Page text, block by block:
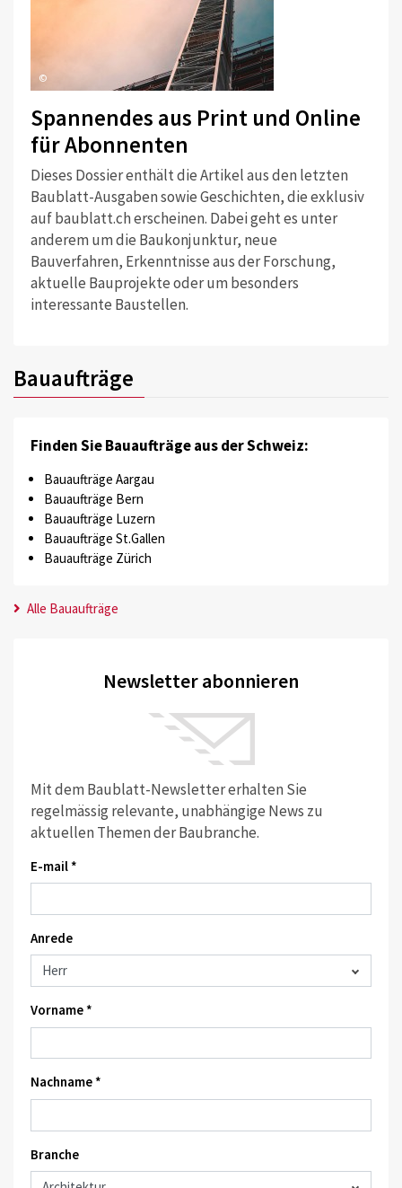
©
Spannendes aus Print und Online
für Abonnenten
Dieses Dossier enthält die Artikel aus den letzten
Baublatt-Ausgaben sowie Geschichten, die exklusiv
auf baublatt.ch erscheinen. Dabei geht es unter
anderem um die Baukonjunktur, neue
Bauverfahren, Erkenntnisse aus der Forschung,
aktuelle Bauprojekte oder um besonders
interessante Baustellen.
Bauaufträge
Finden Sie Bauaufträge aus der Schweiz:
Bauaufträge Aargau
Bauaufträge Bern
Bauaufträge Luzern
Bauaufträge St.Gallen
Bauaufträge Zürich
Alle Bauaufträge
Newsletter abonnieren
Mit dem Baublatt-Newsletter erhalten Sie
regelmässig relevante, unabhängige News zu
aktuellen Themen der Baubranche.
E-mail *
Anrede
Vorname *
Nachname *
Branche